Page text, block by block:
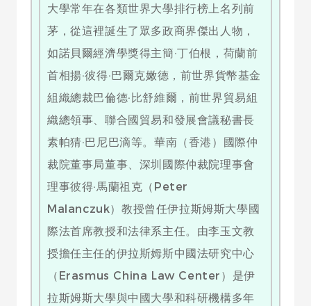
大學常年在各類世界大學排行榜上名列前
茅，從這裡誕生了眾多政商界傑出人物，
如諾貝爾經濟學獎得主簡·丁伯根，荷蘭前
首相揚·彼得·巴爾克嫩德，前世界貨幣基金
組織總裁巴倫德·比舒維爾，前世界貿易組
織總領事、聯合國貿易和發展會議秘書長
素帕猜·巴尼巴滴等。華南（香港）國際仲
裁院董事局董事、深圳國際仲裁院理事會
理事彼得·馬蘭祖克（Peter
Malanczuk）教授曾任伊拉斯姆斯大學國
際法首席教授和法律系主任。由李玉文教
授擔任主任的伊拉斯姆斯中國法研究中心
（Erasmus China Law Center）是伊
拉斯姆斯大學與中國大學和科研機構多年